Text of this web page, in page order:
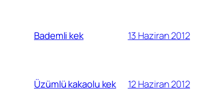
Bademli kek 13 Haziran 2012
Üzümlü kakaolu kek 12 Haziran 2012